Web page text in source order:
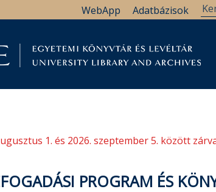
Adatbázisok
WebApp
1. és 2026. szeptember 5. között
PROGRAM ÉS